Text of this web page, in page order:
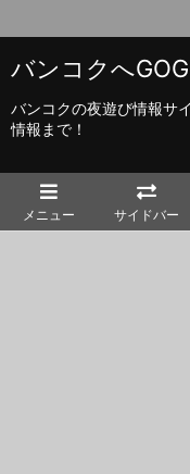
バンコクへ
バンコクの夜遊び情報サ
情報まで！
メニュー サイドバー